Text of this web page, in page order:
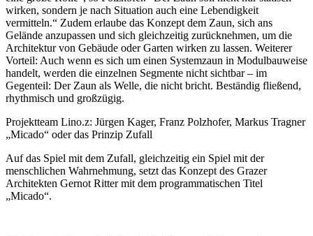
wirken, sondern je nach Situation auch eine Lebendigkeit
vermitteln.“ Zudem erlaube das Konzept dem Zaun, sich ans
Gelände anzupassen und sich gleichzeitig zurücknehmen, um die
Architektur von Gebäude oder Garten wirken zu lassen. Weiterer
Vorteil: Auch wenn es sich um einen Systemzaun in Modulbauweise
handelt, werden die einzelnen Segmente nicht sichtbar – im
Gegenteil: Der Zaun als Welle, die nicht bricht. Beständig fließend,
rhythmisch und großzügig.
Projektteam Lino.z: Jürgen Kager, Franz Polzhofer, Markus Tragner
„Micado“ oder das Prinzip Zufall
Auf das Spiel mit dem Zufall, gleichzeitig ein Spiel mit der
menschlichen Wahrnehmung, setzt das Konzept des Grazer
Architekten Gernot Ritter mit dem programmatischen Titel
„Micado“.